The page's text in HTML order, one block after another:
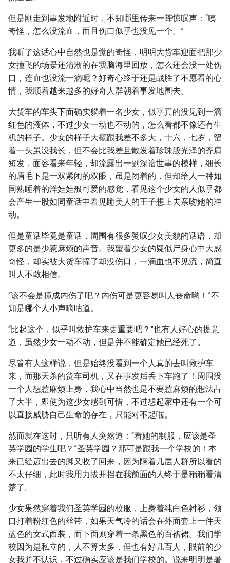
但是刚走到事发地附近时，不知哪里传来一阵惊叹声：“咦
奇怪，怎么没流血，而且伤口似乎也没见一个。”
我听了这话心中自然也是觉的奇怪，明明大货车迎面把那少
女撞飞的场景还清淅的在我脑海里回放，怎么还会没一处伤
口，连血也没流一滴呢？好奇心终于还是战胜了不愿看的心
情，我顺着越来越多的好奇人群朝着事发地围去。
大货车的车头下面确实躺着一名少女，似乎真的没见到一滴
红色的液体，不过少女一动也不动的，怎么看都不像还有生
机的样子。少女的样子大概跟我差不多大，十六，七岁，留
着一头虽没我长，但不会比我差且散发着珍珠般光泽的齐肩
短发，面容看来年轻，却流露出一副深谙世事的模样，细长
的眉毛下是一双紧闭的双眼，虽是闭着的，但却给人一种如
同熟睡着的洋娃娃般可爱的感觉，看见这个少女的人似乎都
会产生一股如同童话中看见睡美人的王子想上去亲吻她的冲
动。
但是童话毕竟是童话，周围有很多赞叹少女美貌的话语，却
更多的是少惹麻烦的声音。我望着少女的疑似尸身心中大感
奇怪，却实被大货车撞了却没伤口，一滴血也不见流，简直
叫人不敢相信。
“该不会是撞成内伤了吧？内伤可是更容易叫人丧命哟！”不
知是哪个人小声嘀咕道。
“比起这个，似乎叫救护车来更重要吧？”也有人好心的提意
道，虽然少女一动不动，但是并不能确定她已经死了。
尽管有人这样说，但是始终没看到一个人真的去叫救护车
来，而那天杀的货车司机，又在事发后丢下车跑了！周围没
一个人想惹麻烦上身，我心中当然也是不要惹麻烦的想法占
了大半，即使为这少女感到可惜，不过想起家中还有一个可
以直接威胁自己生命的存在，只能对不起啦。
然而就在这时，只听有人突然道：“看她的制服，应该是圣
英学园的学生吧？”圣英学园？那可是跟我一个学校的！本
来已经迈出去的脚又收了回来，因为隔着几层人群所以看的
不太仔细，此时我用力拔开挡在我前面的人终于是稍稍看清
楚了。
少女果然穿着我们圣英学园的校服，上身着纯白色衬衫，领
口打着粉红色的丝带，如果天气冷的话会在外面套上一件天
蓝色的女式西装，而下面则穿着一条黑色的百褶裙。我们学
校因为是私立的，人不算太多，但也有好几百人，眼前的少
女我并不认识，不过确实应该是我们学校的。说来明明是暑